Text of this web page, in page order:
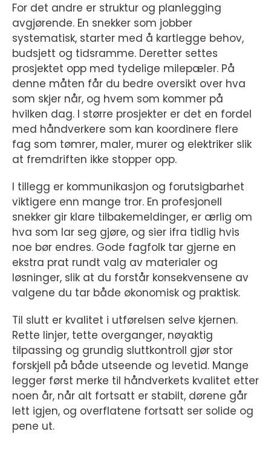
For det andre er struktur og planlegging
avgjørende. En snekker som jobber
systematisk, starter med å kartlegge behov,
budsjett og tidsramme. Deretter settes
prosjektet opp med tydelige milepæler. På
denne måten får du bedre oversikt over hva
som skjer når, og hvem som kommer på
hvilken dag. I større prosjekter er det en fordel
med håndverkere som kan koordinere flere
fag som tømrer, maler, murer og elektriker slik
at fremdriften ikke stopper opp.
I tillegg er kommunikasjon og forutsigbarhet
viktigere enn mange tror. En profesjonell
snekker gir klare tilbakemeldinger, er ærlig om
hva som lar seg gjøre, og sier ifra tidlig hvis
noe bør endres. Gode fagfolk tar gjerne en
ekstra prat rundt valg av materialer og
løsninger, slik at du forstår konsekvensene av
valgene du tar både økonomisk og praktisk.
Til slutt er kvalitet i utførelsen selve kjernen.
Rette linjer, tette overganger, nøyaktig
tilpassing og grundig sluttkontroll gjør stor
forskjell på både utseende og levetid. Mange
legger først merke til håndverkets kvalitet etter
noen år, når alt fortsatt er stabilt, dørene går
lett igjen, og overflatene fortsatt ser solide og
pene ut.